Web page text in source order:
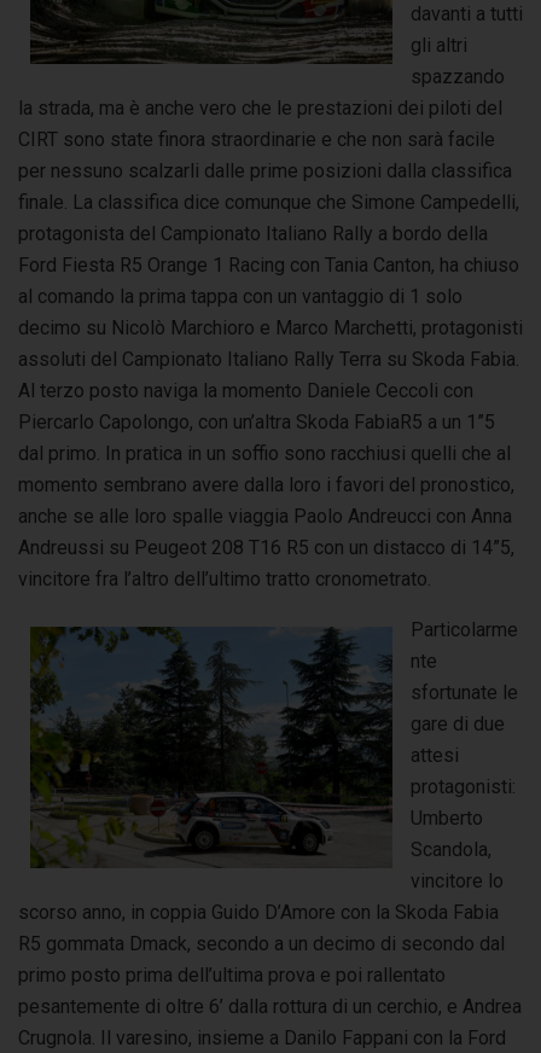
davanti a tutti
gli altri
spazzando
la strada, ma è anche vero che le prestazioni dei piloti del
CIRT sono state finora straordinarie e che non sarà facile
per nessuno scalzarli dalle prime posizioni dalla classifica
finale. La classifica dice comunque che Simone Campedelli,
protagonista del Campionato Italiano Rally a bordo della
Ford Fiesta R5 Orange 1 Racing con Tania Canton, ha chiuso
al comando la prima tappa con un vantaggio di 1 solo
decimo su Nicolò Marchioro e Marco Marchetti, protagonisti
assoluti del Campionato Italiano Rally Terra su Skoda Fabia.
Al terzo posto naviga la momento Daniele Ceccoli con
Piercarlo Capolongo, con un’altra Skoda FabiaR5 a un 1”5
dal primo. In pratica in un soffio sono racchiusi quelli che al
momento sembrano avere dalla loro i favori del pronostico,
anche se alle loro spalle viaggia Paolo Andreucci con Anna
Andreussi su Peugeot 208 T16 R5 con un distacco di 14”5,
vincitore fra l’altro dell’ultimo tratto cronometrato.
Particolarme
nte
sfortunate le
gare di due
attesi
protagonisti:
Umberto
Scandola,
vincitore lo
scorso anno, in coppia Guido D’Amore con la Skoda Fabia
R5 gommata Dmack, secondo a un decimo di secondo dal
primo posto prima dell’ultima prova e poi rallentato
pesantemente di oltre 6’ dalla rottura di un cerchio, e Andrea
Crugnola. Il varesino, insieme a Danilo Fappani con la Ford